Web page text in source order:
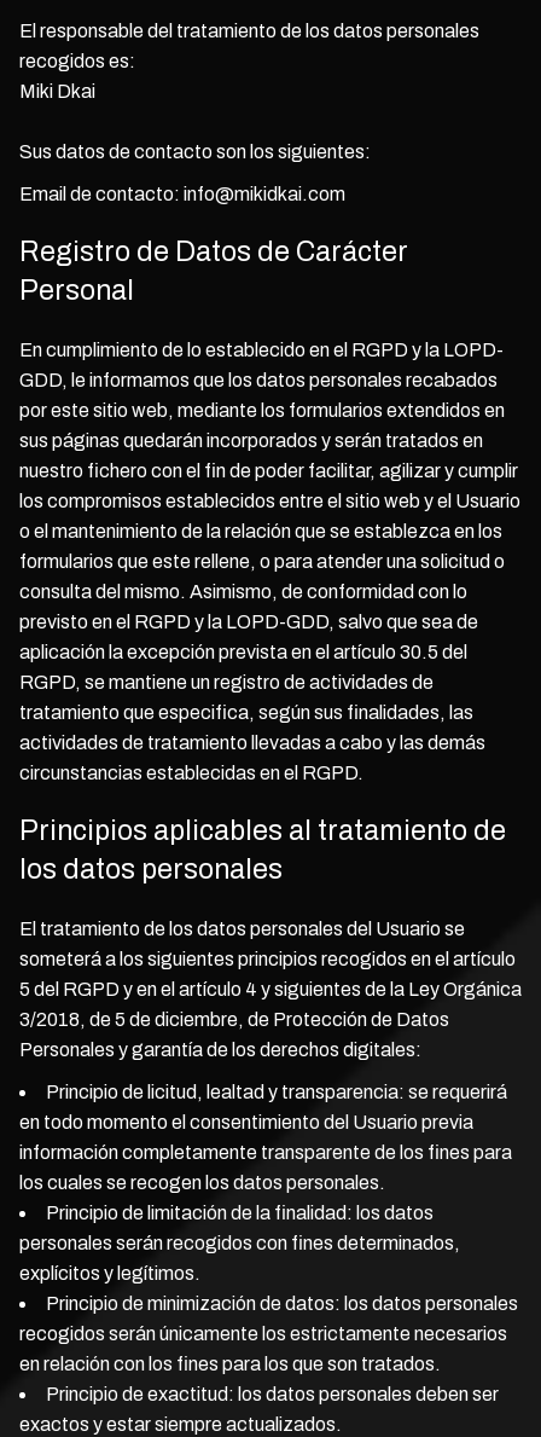
El responsable del tratamiento de los datos personales
recogidos es:
Miki Dkai
Sus datos de contacto son los siguientes:
Email de contacto: info@mikidkai.com
Registro de Datos de Carácter
Personal
En cumplimiento de lo establecido en el RGPD y la LOPD-
GDD, le informamos que los datos personales recabados
por este sitio web, mediante los formularios extendidos en
sus páginas quedarán incorporados y serán tratados en
nuestro fichero con el fin de poder facilitar, agilizar y cumplir
los compromisos establecidos entre el sitio web y el Usuario
o el mantenimiento de la relación que se establezca en los
formularios que este rellene, o para atender una solicitud o
consulta del mismo. Asimismo, de conformidad con lo
previsto en el RGPD y la LOPD-GDD, salvo que sea de
aplicación la excepción prevista en el artículo 30.5 del
RGPD, se mantiene un registro de actividades de
tratamiento que especifica, según sus finalidades, las
actividades de tratamiento llevadas a cabo y las demás
circunstancias establecidas en el RGPD.
Principios aplicables al tratamiento de
los datos personales
El tratamiento de los datos personales del Usuario se
someterá a los siguientes principios recogidos en el artículo
5 del RGPD y en el artículo 4 y siguientes de la Ley Orgánica
3/2018, de 5 de diciembre, de Protección de Datos
Personales y garantía de los derechos digitales:
Principio de licitud, lealtad y transparencia: se requerirá
en todo momento el consentimiento del Usuario previa
información completamente transparente de los fines para
los cuales se recogen los datos personales.
Principio de limitación de la finalidad: los datos
personales serán recogidos con fines determinados,
explícitos y legítimos.
Principio de minimización de datos: los datos personales
recogidos serán únicamente los estrictamente necesarios
en relación con los fines para los que son tratados.
Principio de exactitud: los datos personales deben ser
exactos y estar siempre actualizados.